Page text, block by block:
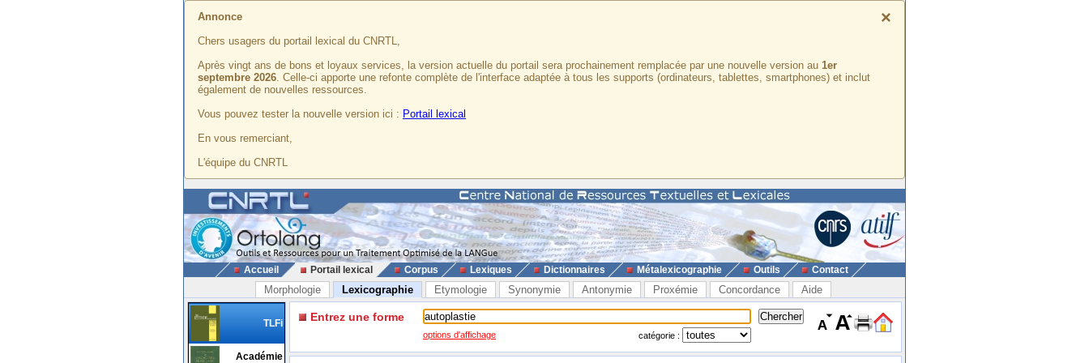
×
Annonce
Chers usagers du portail lexical du CNRTL,
Après vingt ans de bons et loyaux services, la version actuelle du portail sera prochainement remplacée par une nouvelle version au 1er
septembre 2026. Celle-ci apporte une refonte complète de l'interface adaptée à tous les supports (ordinateurs, tablettes, smartphones) et inclut
également de nouvelles ressources.
Vous pouvez tester la nouvelle version ici : Portail lexical
En vous remerciant,
L'équipe du CNRTL
Accueil Portail lexical Corpus Lexiques Dictionnaires Métalexicographie Outils Contact
Morphologie Lexicographie Etymologie Synonymie Antonymie Proxémie Concordance Aide
TLFi
Académie
Entrez une forme
options d'affichage catégorie :